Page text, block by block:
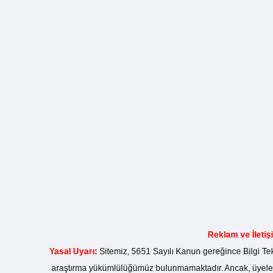
Reklam ve
Yasal Uyarı: Sitemiz, 5651 Sayılı Kanun gereğince Bilgi
araştırma yükümlülüğümüz bulunmamaktadır. Ancak,